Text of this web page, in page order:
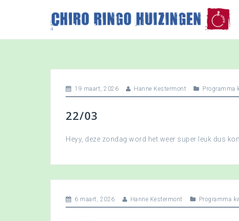
p
19 maart, 2026 Hanne Kestermont Programma
22/03
Heyy, deze zondag word het weer super leuk dus
6 maart, 2026 Hanne Kestermont Programma